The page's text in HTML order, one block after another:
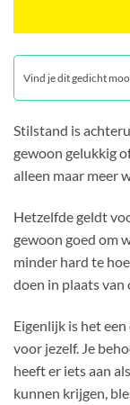
Vind je dit gedicht
Stilstand is
gewoon gelukkig
alleen maar meer
Hetzelfde geldt
gewoon goed om
minder hard te
doen in plaats van
Eigenlijk is het
voor jezelf. Je
heeft er iets aan
kunnen krijgen,